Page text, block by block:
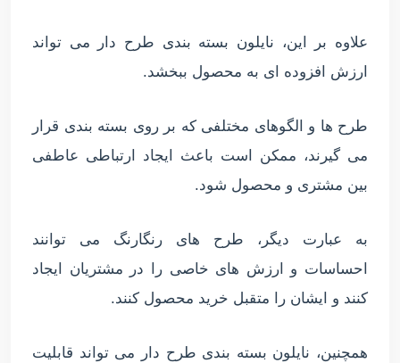
علاوه بر این، نایلون بسته بندی طرح دار می تواند
ارزش افزوده ای به محصول ببخشد.
طرح ها و الگوهای مختلفی که بر روی بسته بندی قرار
می گیرند، ممکن است باعث ایجاد ارتباطی عاطفی
بین مشتری و محصول شود.
به عبارت دیگر، طرح های رنگارنگ می توانند
احساسات و ارزش های خاصی را در مشتریان ایجاد
کنند و ایشان را متقبل خرید محصول کنند.
همچنین، نایلون بسته بندی طرح دار می تواند قابلیت